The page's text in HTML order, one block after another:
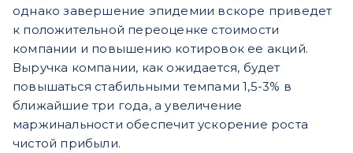
однако завершение эпидемии вскоре приведет
к положительной переоценке стоимости
компании и повышению котировок ее акций.
Выручка компании, как ожидается, будет
повышаться стабильными темпами 1,5-3% в
ближайшие три года, а увеличение
маржинальности обеспечит ускорение роста
чистой прибыли.